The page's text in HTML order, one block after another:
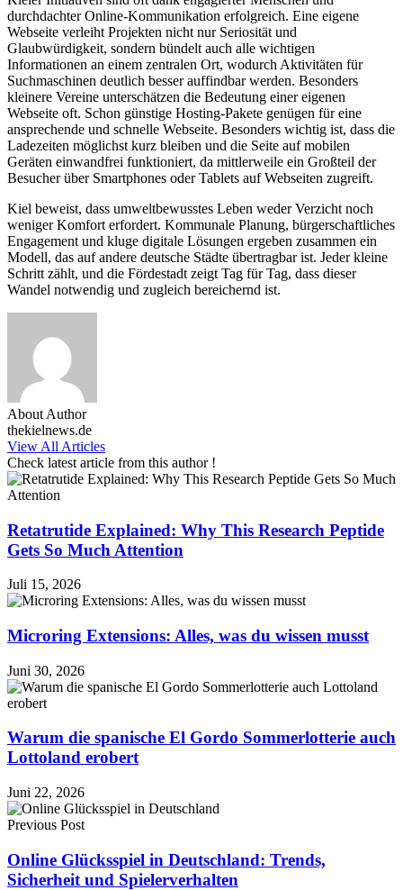
durchdachter Online-Kommunikation erfolgreich. Eine eigene
Webseite verleiht Projekten nicht nur Seriosität und
Glaubwürdigkeit, sondern bündelt auch alle wichtigen
Informationen an einem zentralen Ort, wodurch Aktivitäten für
Suchmaschinen deutlich besser auffindbar werden. Besonders
kleinere Vereine unterschätzen die Bedeutung einer eigenen
Webseite oft. Schon günstige Hosting-Pakete genügen für eine
ansprechende und schnelle Webseite. Besonders wichtig ist, dass die
Ladezeiten möglichst kurz bleiben und die Seite auf mobilen
Geräten einwandfrei funktioniert, da mittlerweile ein Großteil der
Besucher über Smartphones oder Tablets auf Webseiten zugreift.
Kiel beweist, dass umweltbewusstes Leben weder Verzicht noch
weniger Komfort erfordert. Kommunale Planung, bürgerschaftliches
Engagement und kluge digitale Lösungen ergeben zusammen ein
Modell, das auf andere deutsche Städte übertragbar ist. Jeder kleine
Schritt zählt, und die Fördestadt zeigt Tag für Tag, dass dieser
Wandel notwendig und zugleich bereichernd ist.
About Author
thekielnews.de
View All Articles
Check latest article from this author !
Retatrutide Explained: Why This Research Peptide
Gets So Much Attention
Juli 15, 2026
Microring Extensions: Alles, was du wissen musst
Juni 30, 2026
Warum die spanische El Gordo Sommerlotterie auch
Lottoland erobert
Juni 22, 2026
Previous Post
Online Glücksspiel in Deutschland: Trends,
Sicherheit und Spielerverhalten